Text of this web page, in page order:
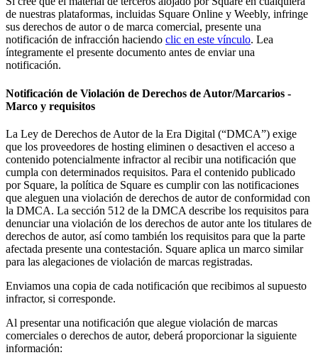
Search
Proceso de pago
Tipos de negocio
Tienda
Belleza
Servicios
Todos los tipos de negocio
Productos
Hardware
Pagos
Clientes
Personal
Banca
de nuestras plataformas, incluidas Square Online y Weebly, infringe
sus derechos de autor o de marca comercial, presente una
notificación de infracción haciendo clic en este vínculo. Lea
íntegramente el presente documento antes de enviar una
notificación.
Notificación de Violación de Derechos de Autor/Marcarios -
Marco y requisitos
La Ley de Derechos de Autor de la Era Digital (“DMCA”) exige
que los proveedores de hosting eliminen o desactiven el acceso a
contenido potencialmente infractor al recibir una notificación que
cumpla con determinados requisitos. Para el contenido publicado
por Square, la política de Square es cumplir con las notificaciones
que aleguen una violación de derechos de autor de conformidad con
la DMCA. La sección 512 de la DMCA describe los requisitos para
denunciar una violación de los derechos de autor ante los titulares de
derechos de autor, así como también los requisitos para que la parte
afectada presente una contestación. Square aplica un marco similar
para las alegaciones de violación de marcas registradas.
Enviamos una copia de cada notificación que recibimos al supuesto
infractor, si corresponde.
Al presentar una notificación que alegue violación de marcas
comerciales o derechos de autor, deberá proporcionar la siguiente
información: